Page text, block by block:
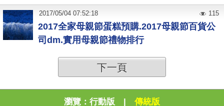
2017全家母親節蛋糕預購.2017母親節百貨公
司dm.實用母親節禮物排行
2017/05/04 07:52:18 115
下一頁
瀏覽： 行動版 | 傳統版